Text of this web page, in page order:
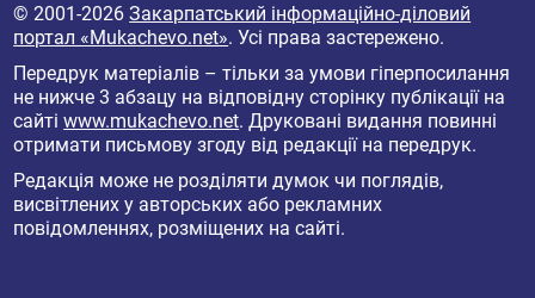
© 2001-2026Закарпатський інформаційно-діловий
портал «Mukachevo.net». Усі права застережено.
Передрук матеріалів – тільки за умови гіперпосилання
не нижче 3 абзацу на відповідну сторінку публікації на
сайтіwww.mukachevo.net. Друковані видання повинні
отримати письмову згоду від редакції на передрук.
Редакція може не розділяти думок чи поглядів,
висвітлених у авторських або рекламних
повідомленнях, розміщених на сайті.